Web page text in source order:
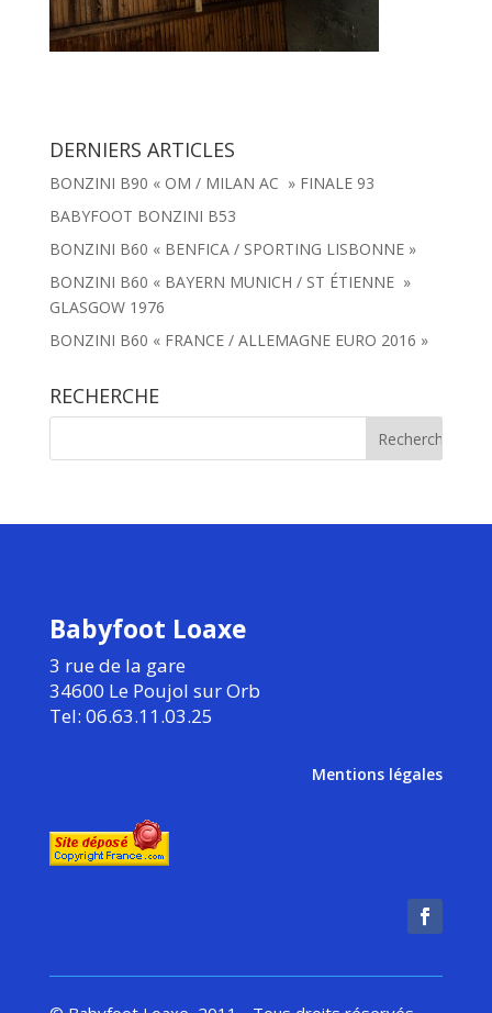
DERNIERS ARTICLES
BONZINI B90 « OM / MILAN AC » FINALE 93
BABYFOOT BONZINI B53
BONZINI B60 « BENFICA / SPORTING LISBONNE »
BONZINI B60 « BAYERN MUNICH / ST ÉTIENNE »
GLASGOW 1976
BONZINI B60 « FRANCE / ALLEMAGNE EURO 2016 »
RECHERCHE
Babyfoot Loaxe
3 rue de la gare
34600 Le Poujol sur Orb
Tel: 06.63.11.03.25
Mentions légales